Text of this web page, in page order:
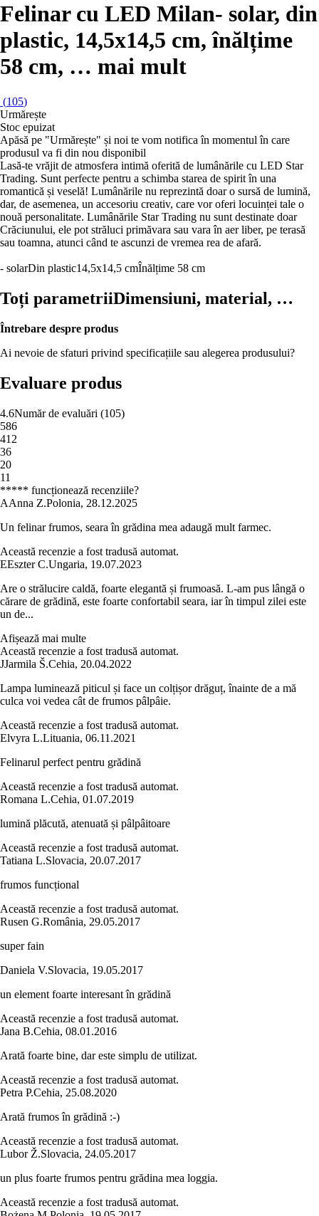
Felinar cu LED Milan- solar, din
plastic, 14,5x14,5 cm, înălțime
58 cm, … mai mult
(105)
Urmărește
Stoc epuizat
Apăsă pe "Urmărește" și noi te vom notifica în momentul în care
produsul va fi din nou disponibil
Lasă-te vrăjit de atmosfera intimă oferită de lumânările cu LED Star
Trading. Sunt perfecte pentru a schimba starea de spirit în una
romantică și veselă! Lumânările nu reprezintă doar o sursă de lumină,
dar, de asemenea, un accesoriu creativ, care vor oferi locuinței tale o
nouă personalitate. Lumânările Star Trading nu sunt destinate doar
Crăciunului, ele pot străluci primăvara sau vara în aer liber, pe terasă
sau toamna, atunci când te ascunzi de vremea rea de afară.
- solarDin plastic14,5x14,5 cmÎnălțime 58 cm
Toți parametriiDimensiuni, material, …
Întrebare despre produs
Ai nevoie de sfaturi privind specificațiile sau alegerea produsului?
Evaluare produs
4.6Număr de evaluări (105)
586
412
36
20
11
***** funcționează recenziile?
AAnna Z.Polonia, 28.12.2025
Un felinar frumos, seara în grădina mea adaugă mult farmec.
Această recenzie a fost tradusă automat.
EEszter C.Ungaria, 19.07.2023
Are o strălucire caldă, foarte elegantă și frumoasă. L-am pus lângă o
cărare de grădină, este foarte confortabil seara, iar în timpul zilei este
un de...
Afișează mai multe
Această recenzie a fost tradusă automat.
JJarmila Š.Cehia, 20.04.2022
Lampa luminează piticul și face un colțișor drăguț, înainte de a mă
culca voi vedea cât de frumos pâlpâie.
Această recenzie a fost tradusă automat.
Elvyra L.Lituania, 06.11.2021
Felinarul perfect pentru grădină
Această recenzie a fost tradusă automat.
Romana L.Cehia, 01.07.2019
lumină plăcută, atenuată și pâlpâitoare
Această recenzie a fost tradusă automat.
Tatiana L.Slovacia, 20.07.2017
frumos funcțional
Această recenzie a fost tradusă automat.
Rusen G.România, 29.05.2017
super fain
Daniela V.Slovacia, 19.05.2017
un element foarte interesant în grădină
Această recenzie a fost tradusă automat.
Jana B.Cehia, 08.01.2016
Arată foarte bine, dar este simplu de utilizat.
Această recenzie a fost tradusă automat.
Petra P.Cehia, 25.08.2020
Arată frumos în grădină :-)
Această recenzie a fost tradusă automat.
Lubor Ž.Slovacia, 24.05.2017
un plus foarte frumos pentru grădina mea loggia.
Această recenzie a fost tradusă automat.